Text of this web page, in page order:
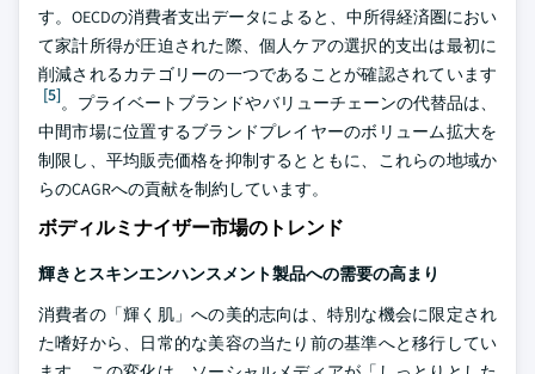
す。OECDの消費者支出データによると、中所得経済圏におい
て家計所得が圧迫された際、個人ケアの選択的支出は最初に
削減されるカテゴリーの一つであることが確認されています
[5]。プライベートブランドやバリューチェーンの代替品は、
中間市場に位置するブランドプレイヤーのボリューム拡大を
制限し、平均販売価格を抑制するとともに、これらの地域か
らのCAGRへの貢献を制約しています。
ボディルミナイザー市場のトレンド
輝きとスキンエンハンスメント製品への需要の高まり
消費者の「輝く肌」への美的志向は、特別な機会に限定され
た嗜好から、日常的な美容の当たり前の基準へと移行してい